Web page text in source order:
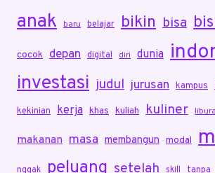
anak baru belajar bikin bisa
cocok depan digital diri dunia
investasi judul jurusan kampus
kekinian kerja khas kuliah kuliner
makanan masa membangun modal
nggak peluang setelah skill tanpa